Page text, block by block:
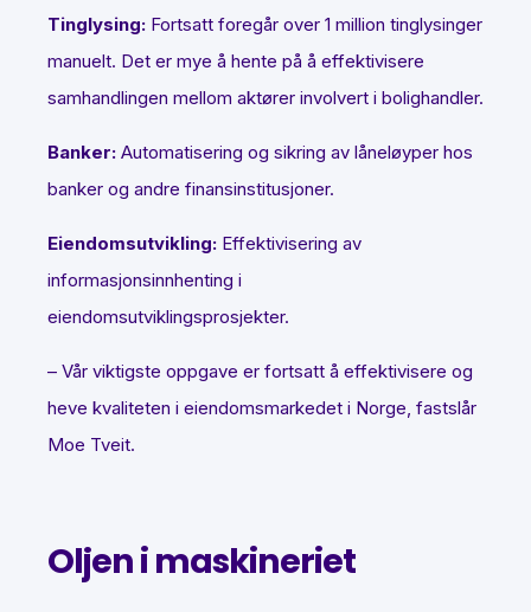
Tinglysing: Fortsatt foregår over 1 million tinglysinger
manuelt. Det er mye å hente på å effektivisere
samhandlingen mellom aktører involvert i bolighandler.
Banker: Automatisering og sikring av låneløyper hos
banker og andre finansinstitusjoner.
Eiendomsutvikling: Effektivisering av
informasjonsinnhenting i
eiendomsutviklingsprosjekter.
– Vår viktigste oppgave er fortsatt å effektivisere og
heve kvaliteten i eiendomsmarkedet i Norge, fastslår
Moe Tveit.
Oljen i maskineriet